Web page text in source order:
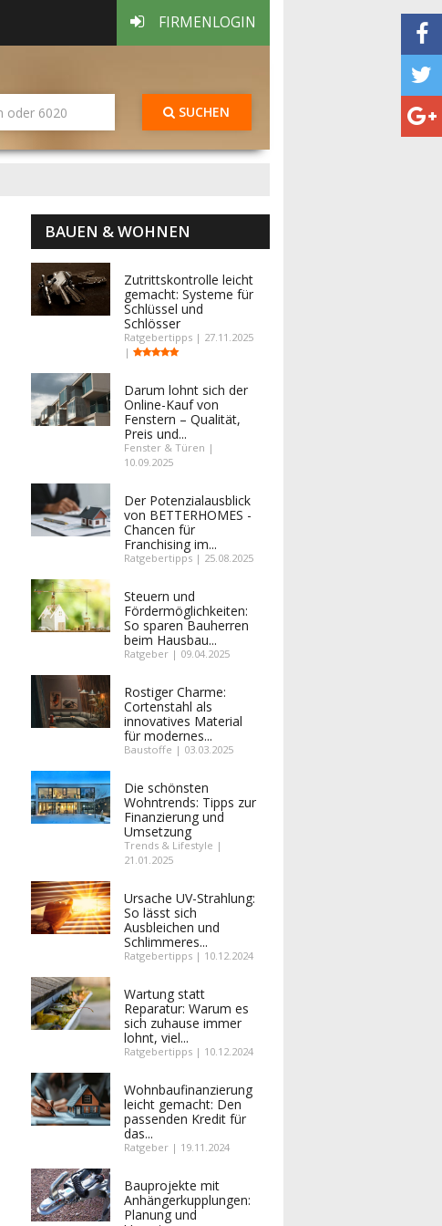
FIRMENLOGIN
SUCHEN
BAUEN & WOHNEN
Zutrittskontrolle leicht
gemacht: Systeme für
Schlüssel und
Schlösser
Ratgebertipps | 27.11.2025
|
Darum lohnt sich der
Online-Kauf von
Fenstern – Qualität,
Preis und...
Fenster & Türen |
10.09.2025
Der Potenzialausblick
von BETTERHOMES -
Chancen für
Franchising im...
Ratgebertipps | 25.08.2025
Steuern und
Fördermöglichkeiten:
So sparen Bauherren
beim Hausbau...
Ratgeber | 09.04.2025
Rostiger Charme:
Cortenstahl als
innovatives Material
für modernes...
Baustoffe | 03.03.2025
Die schönsten
Wohntrends: Tipps zur
Finanzierung und
Umsetzung
Trends & Lifestyle |
21.01.2025
Ursache UV-Strahlung:
So lässt sich
Ausbleichen und
Schlimmeres...
Ratgebertipps | 10.12.2024
Wartung statt
Reparatur: Warum es
sich zuhause immer
lohnt, viel...
Ratgebertipps | 10.12.2024
Wohnbaufinanzierung
leicht gemacht: Den
passenden Kredit für
das...
Ratgeber | 19.11.2024
Bauprojekte mit
Anhängerkupplungen:
Planung und